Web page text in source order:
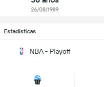
26/08/1989
Estadísticas
NBA - Playoff